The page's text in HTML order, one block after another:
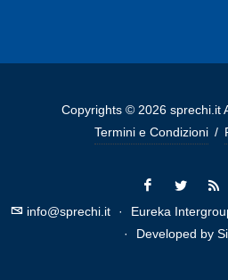
Copyrights © 2026 sprechi.it
Termini e Condizioni /
info@sprechi.it · Eureka
·
Developed by